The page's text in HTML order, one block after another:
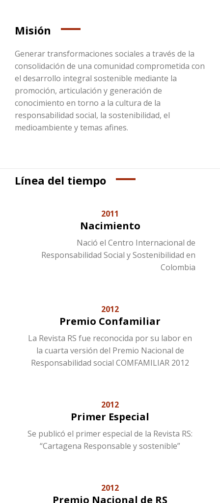
Misión
Generar transformaciones sociales a través de la
consolidación de una comunidad comprometida con
el desarrollo integral sostenible mediante la
promoción, articulación y generación de
conocimiento en torno a la cultura de la
responsabilidad social, la sostenibilidad, el
medioambiente y temas afines.
Línea del tiempo
2011
Nacimiento
Nació el Centro Internacional de
Responsabilidad Social y Sostenibilidad en
Colombia
2012
Premio Confamiliar
La Revista RS fue reconocida por su labor en
la cuarta versión del Premio Nacional de
Responsabilidad social COMFAMILIAR 2012
2012
Primer Especial
Se publicó el primer especial de la Revista RS:
“Cartagena Responsable y sostenible”
2012
Premio Nacional de RS